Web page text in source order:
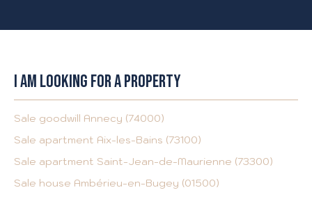
I AM LOOKING FOR A PROPERTY
Sale goodwill Annecy (74000)
Sale apartment Aix-les-Bains (73100)
Sale apartment Saint-Jean-de-Maurienne (73300)
Sale house Ambérieu-en-Bugey (01500)